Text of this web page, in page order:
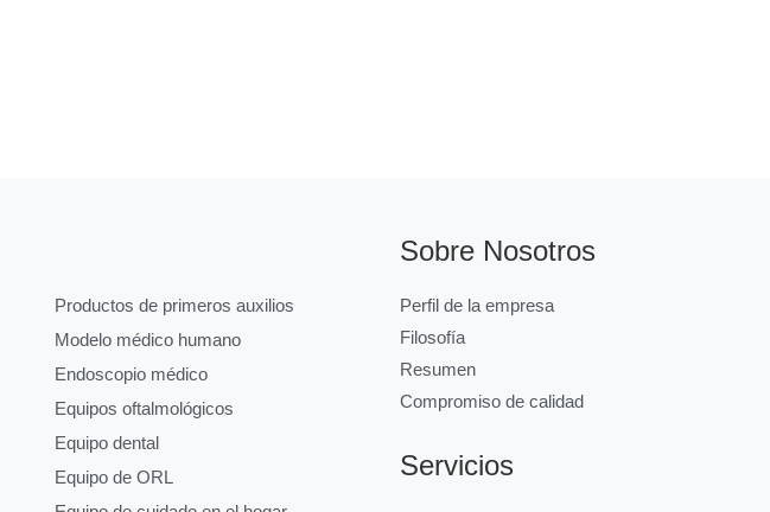
Productos de primeros auxilios
Modelo médico humano
Endoscopio médico
Equipos oftalmológicos
Equipo dental
Equipo de ORL
Sobre Nosotros
Perfil de la empresa
Filosofía
Resumen
Compromiso de calidad
Servicios